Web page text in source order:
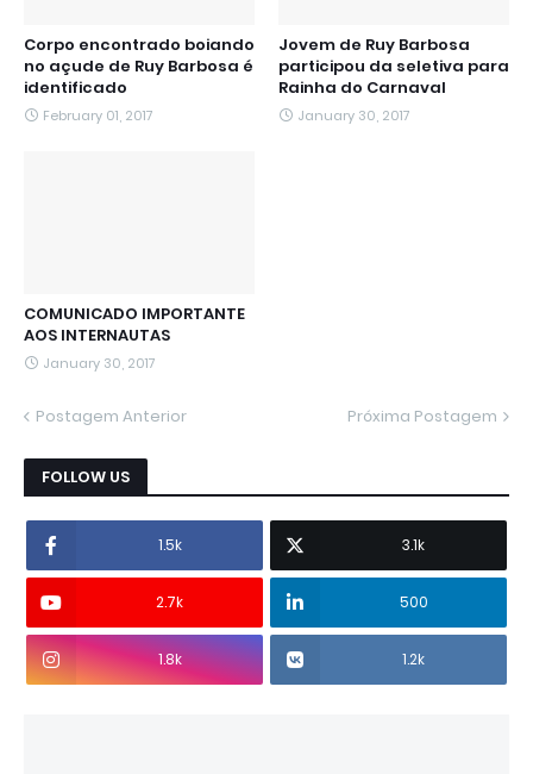
Corpo encontrado boiando
no açude de Ruy Barbosa é
identificado
February 01, 2017
Jovem de Ruy Barbosa
participou da seletiva para
Rainha do Carnaval
January 30, 2017
COMUNICADO IMPORTANTE
AOS INTERNAUTAS
January 30, 2017
Postagem Anterior Próxima Postagem
FOLLOW US
1.5k 3.1k
2.7k 500
1.8k 1.2k